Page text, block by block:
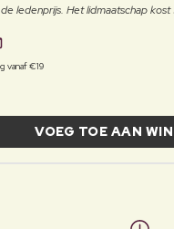
ledenprijs. Het lidmaatschap kost
vanaf €19
VOEG TOE AAN